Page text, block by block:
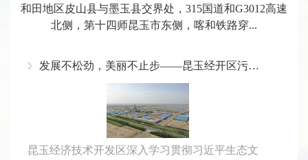
和田地区皮山县与墨玉县交界处，315国道和G3012高速
北侧，第十四师昆玉市东侧，喀和铁路穿...
发展不松劲，美丽不止步——昆玉经开区污染防治攻坚与美丽园区建设纪实
昆玉经济技术开发区深入学习贯彻习近平生态文